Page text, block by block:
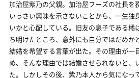
加治屋紫乃の父親。加治屋フーズの社長を
いっさい興味を示さないことから、一生独
いかと心配している。旧友の息子である橘
ち明けたところ、意外にも自分ではだめか
結婚を希望する言葉が出た。その理由が一
め、そんな理由では結婚させられないと、
た。しかしその後、紫乃本人から気になっ